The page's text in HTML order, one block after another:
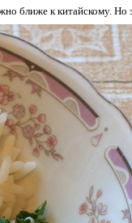
ближе к китайскому. Но